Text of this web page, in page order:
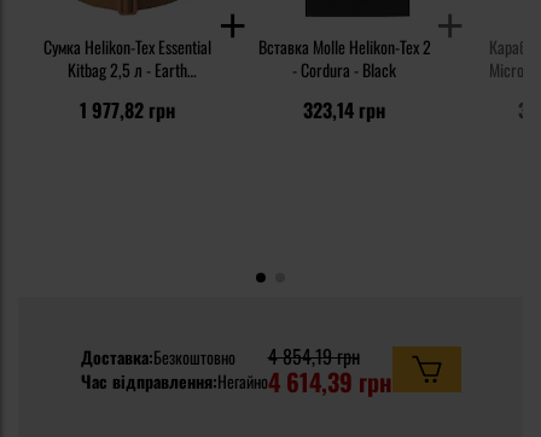
Сумка Helikon-Tex Essential
Kitbag 2,5 л - Earth
1 977,82 грн
Вставка Molle Helikon-Tex 2
- Cordura - Black
323,14 грн
Доставка:Безкоштовно
Час відправлення:Негайно
4 854,19 грн
4 614,39 грн